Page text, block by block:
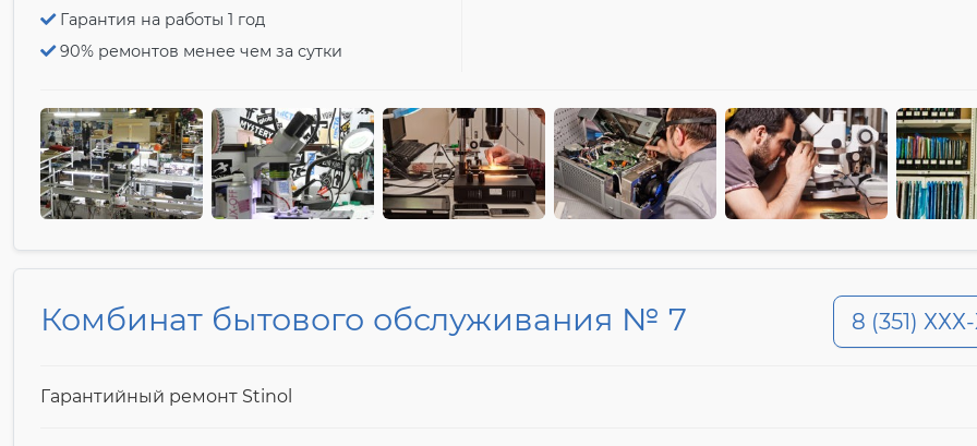
Гарантия на работы 1 год
90% ремонтов менее чем за сутки
Комбинат бытового обслуживания № 7 8 (351)
Гарантийный ремонт Stinol